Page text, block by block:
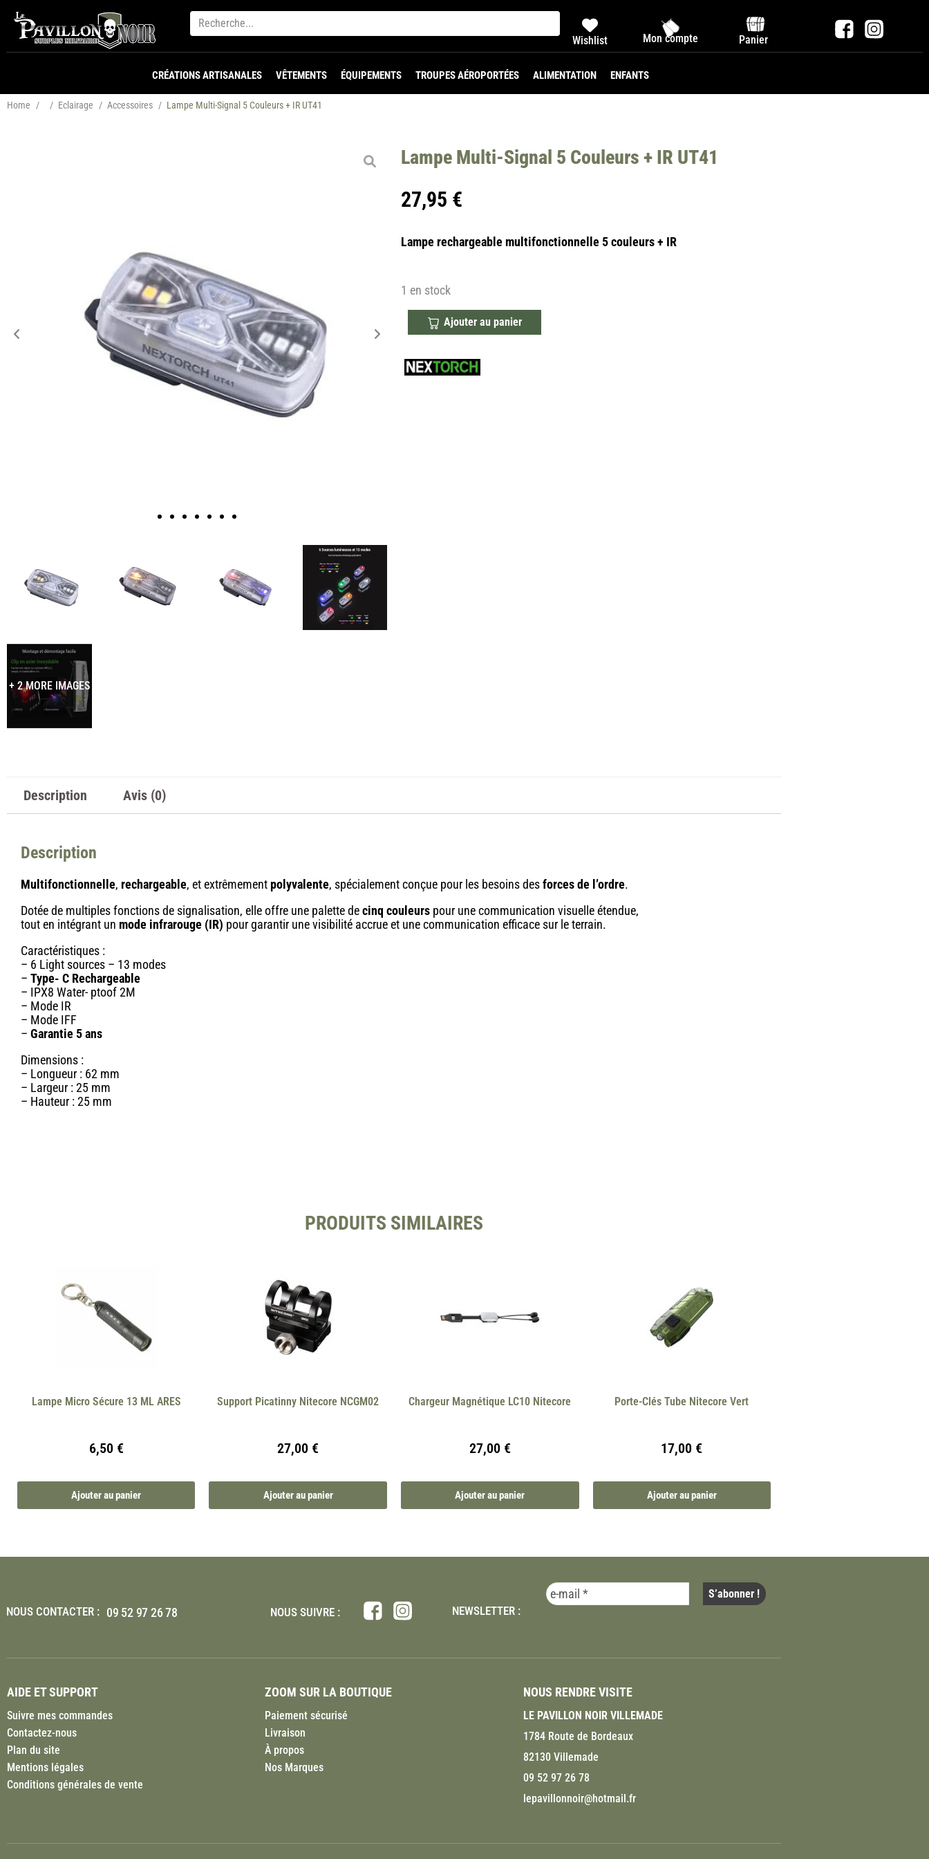
Wishlist Mon compte Panier
CRÉATIONS ARTISANALES VÊTEMENTS ÉQUIPEMENTS TROUPES AÉROPORTÉES ALIMENTATION ENFANTS
Home / / Eclairage / Accessoires / Lampe Multi-Signal 5 Couleurs + IR UT41
+ 2 MORE IMAGES
Lampe Multi-Signal 5 Couleurs + IR UT41
27,95 €
Lampe rechargeable multifonctionnelle 5 couleurs + IR
1 en stock
Ajouter au panier
Description Avis (0)
Description
Multifonctionnelle, rechargeable, et extrêmement polyvalente, spécialement conçue pour les besoins desforces de l’ordre.
Dotée de multiples fonctions de signalisation, elle offre une palette decinq couleurs pour une communication visuelle étendue,
tout en intégrant un mode infrarouge (IR) pour garantir une visibilité accrue et une communication efficace sur le terrain.
Caractéristiques :
– 6 Light sources – 13 modes
– Type- C Rechargeable
– IPX8 Water- ptoof 2M
– Mode IR
– Mode IFF
– Garantie 5 ans
Dimensions :
– Longueur : 62 mm
– Largeur : 25 mm
– Hauteur : 25 mm
PRODUITS SIMILAIRES
Lampe Micro Sécure 13 ML ARES
6,50 €
Ajouter au panier
Support Picatinny Nitecore NCGM02
27,00 €
Ajouter au panier
Chargeur Magnétique LC10 Nitecore
27,00 €
Ajouter au panier
Porte-Clés Tube Nitecore Vert
17,00 €
Ajouter au panier
NOUS CONTACTER : 09 52 97 26 78 NOUS SUIVRE : NEWSLETTER :
AIDE ET SUPPORT
Suivre mes commandes
Contactez-nous
Plan du site
Mentions légales
Conditions générales de vente
ZOOM SUR LA BOUTIQUE
Paiement sécurisé
Livraison
À propos
Nos Marques
NOUS RENDRE VISITE
LE PAVILLON NOIR VILLEMADE
1784 Route de Bordeaux
82130 Villemade
09 52 97 26 78
lepavillonnoir@hotmail.fr